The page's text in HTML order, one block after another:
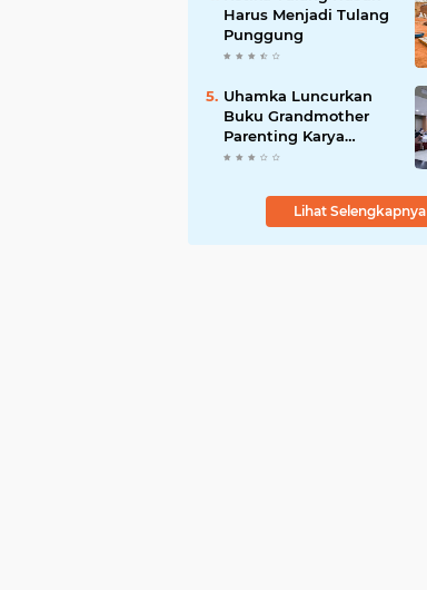
Harus Menjadi Tulang
Punggung
Uhamka Luncurkan
Buku Grandmother
Parenting Karya
Chandrawaty
Lihat Selengkapnya